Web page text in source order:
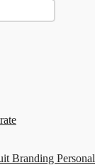
Branding Personal